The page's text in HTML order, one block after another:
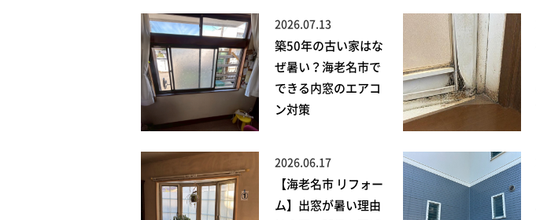
2026.07.13
築50年の古い家はな
ぜ暑い？海老名市で
できる内窓のエアコ
ン対策
2026.06.17
【海老名市 リフォー
ム】出窓が暑い理由